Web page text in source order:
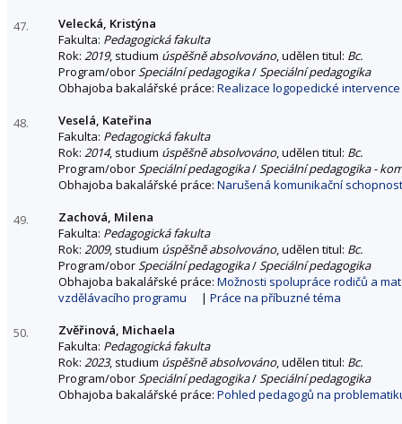
47.
Velecká, Kristýna
Fakulta: Pedagogická fakulta
Rok: 2019, studium úspěšně absolvováno, udělen titul: Bc.
Program/oborSpeciální pedagogika/Speciální pedagogika
Obhajoba bakalářské práce: Realizace logopedické
48.
Veselá, Kateřina
Fakulta: Pedagogická fakulta
Rok: 2014, studium úspěšně absolvováno, udělen titul: Bc.
Program/oborSpeciální pedagogika/Speciální pedagogika -
Obhajoba bakalářské práce: Narušená komunikační
49.
Zachová, Milena
Fakulta: Pedagogická fakulta
Rok: 2009, studium úspěšně absolvováno, udělen titul: Bc.
Program/oborSpeciální pedagogika/Speciální pedagogika
Obhajoba bakalářské práce: Možnosti spolupráce rodičů a
vzdělávacího programu
| Práce na příbuzné téma
50.
Zvěřinová, Michaela
Fakulta: Pedagogická fakulta
Rok: 2023, studium úspěšně absolvováno, udělen titul: Bc.
Program/oborSpeciální pedagogika/Speciální pedagogika
Obhajoba bakalářské práce: Pohled pedagogů na